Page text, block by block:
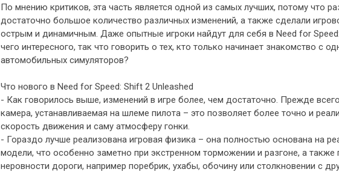
По мнению критиков, эта часть является одной из самых лучших, потому что
достаточно большое количество различных изменений, а также сделали
острым и динамичным. Даже опытные игроки найдут для себя в Need for
чего интересного, так что говорить о тех, кто только начинает знакомство с
автомобильных симуляторов?
Что нового в Need for Speed: Shift 2 Unleashed
- Как говорилось выше, изменений в игре более, чем достаточно. Прежде
камера, устанавливаемая на шлеме пилота – это позволяет более точно и
скорость движения и саму атмосферу гонки.
- Гораздо лучше реализована игровая физика – она полностью основана на
модели, что особенно заметно при экстренном торможении и разгоне, а также
неровности дороги, например поребрик, ухабы, обочину или столкновении с